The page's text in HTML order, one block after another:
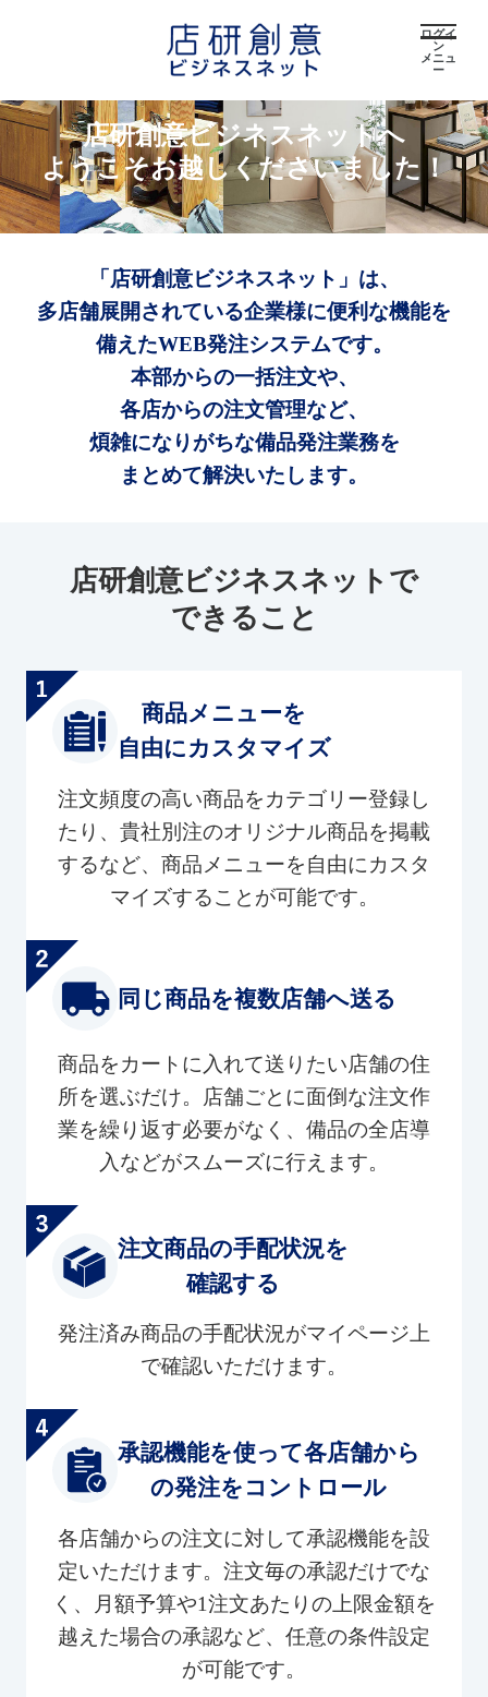
ログイ
ン
メニュ
ー
店研創意ビジネスネットへ
ようこそお越しくださいました！
「店研創意ビジネスネット」は、
多店舗展開されている企業様に便利な機能を
備えたWEB発注システムです。
本部からの一括注文や、
各店からの注文管理など、
煩雑になりがちな備品発注業務を
まとめて解決いたします。
店研創意ビジネスネットで
できること
商品メニューを
自由にカスタマイズ
注文頻度の高い商品をカテゴリー登録し
たり、貴社別注のオリジナル商品を掲載
するなど、商品メニューを自由にカスタ
マイズすることが可能です。
同じ商品を複数店舗へ送る
商品をカートに入れて送りたい店舗の住
所を選ぶだけ。店舗ごとに面倒な注文作
業を繰り返す必要がなく、備品の全店導
入などがスムーズに行えます。
注文商品の手配状況を
確認する
発注済み商品の手配状況がマイページ上
で確認いただけます。
承認機能を使って各店舗から
の発注をコントロール
各店舗からの注文に対して承認機能を設
定いただけます。注文毎の承認だけでな
く、月額予算や1注文あたりの上限金額を
越えた場合の承認など、任意の条件設定
が可能です。